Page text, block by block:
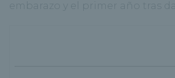
embarazo y el primer año tras